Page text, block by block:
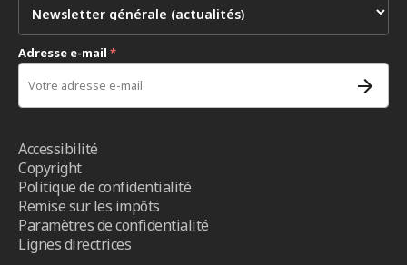
Adresse e-mail *
Accessibilité
Copyright
Politique de confidentialité
Remise sur les impôts
Paramètres de confidentialité
Lignes directrices